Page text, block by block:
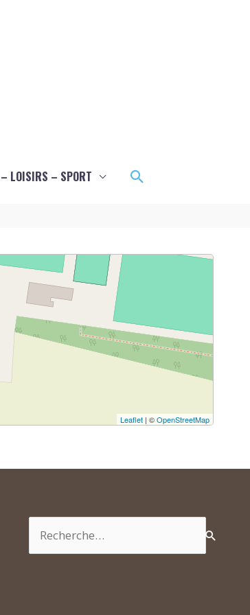
LOISIRS – SPORT Rechercher
Leaflet| ©OpenStreetMap